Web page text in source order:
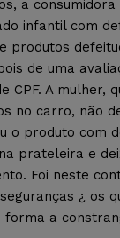
a consumidora
infantil com
produtos
de uma
CPF. A mulher,
no carro, não
o produto com
prateleira e
Foi neste
¿ os
forma a